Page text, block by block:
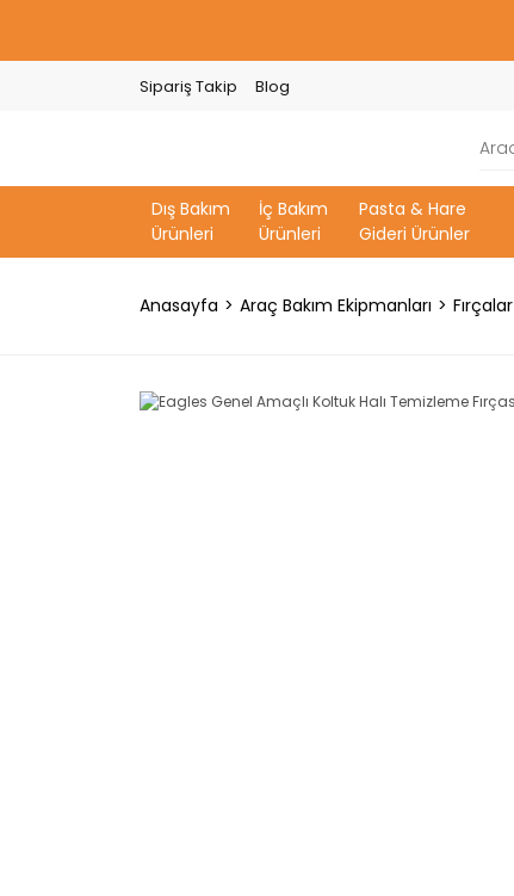
Sipariş Takip Blog
Dış Bakım
Ürünleri
İç Bakım
Ürünleri
Pasta & Hare
Gideri Ürünler
Anasayfa Araç Bakım Ekipmanları Fırçalar